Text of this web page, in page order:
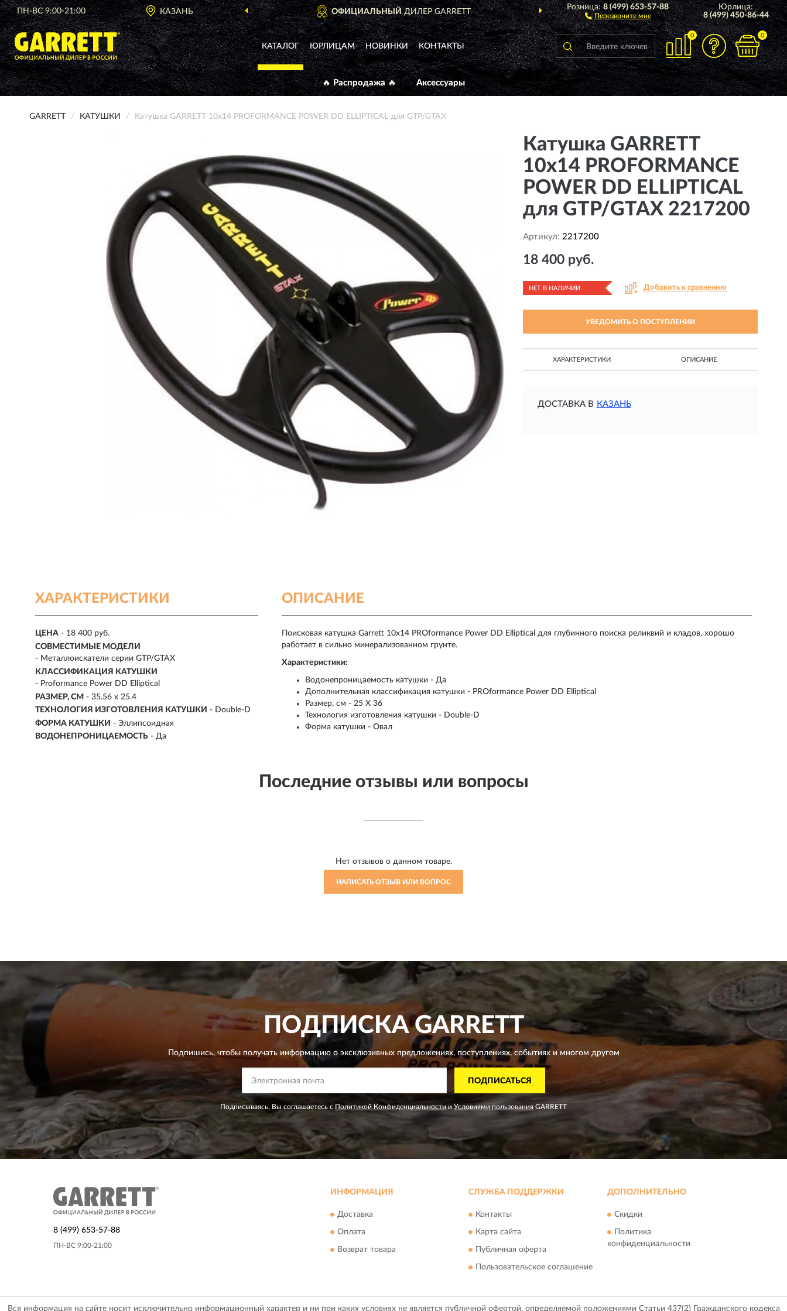
ПН-ВС 9:00-21:00 КАЗАНЬ ОФИЦИАЛЬНЫЙДИЛЕР GARRETT ДОСТАВИМ ПО ВСЕЙ РОССИИ
Розница:8 (499) 653-57-88
Перезвоните мне
Юрлица:
8 (499) 450-86-44
КАТАЛОГ ЮРЛИЦАМ НОВИНКИ КОНТАКТЫ
0 0
🔥 Распродажа 🔥 Аксессуары
GARRETT КАТУШКИ Катушка GARRETT 10х14 PROFORMANCE POWER DD ELLIPTICAL для GTP/GTAX
Катушка GARRETT
10х14 PROFORMANCE
POWER DD ELLIPTICAL
для GTP/GTAX 2217200
Артикул: 2217200
18 400 руб.
НЕТ В НАЛИЧИИ Добавить к сравнению
УВЕДОМИТЬ О ПОСТУПЛЕНИИ
ХАРАКТЕРИСТИКИ ОПИСАНИЕ
ДОСТАВКА В КАЗАНЬ
ХАРАКТЕРИСТИКИ
ЦЕНА - 18 400 руб.
СОВМЕСТИМЫЕ МОДЕЛИ
- Металлоискатели серии GTP/GTAX
КЛАССИФИКАЦИЯ КАТУШКИ
- Proformance Power DD Elliptical
РАЗМЕР, СМ - 35.56 х 25.4
ТЕХНОЛОГИЯ ИЗГОТОВЛЕНИЯ КАТУШКИ - Double-D
ФОРМА КАТУШКИ - Эллипсоидная
ВОДОНЕПРОНИЦАЕМОСТЬ - Да
ОПИСАНИЕ
Поисковая катушка Garrett 10x14 PROformance Power DD Elliptical для глубинного поиска реликвий и кладов, хорошо
работает в сильно минерализованном грунте.
Характеристики:
Водонепроницаемость катушки - Да
Дополнительная классификация катушки - PROformance Power DD Elliptical
Размер, см - 25 Х 36
Технология изготовления катушки - Double-D
Форма катушки - Овал
Последние отзывы или вопросы
Нет отзывов о данном товаре.
НАПИСАТЬ ОТЗЫВ ИЛИ ВОПРОС
ПОДПИСКАGARRETT
Подпишись, чтобы получать информацию о эксклюзивных предложениях,поступлениях, событиях и многом другом
ПОДПИСАТЬСЯ
Подписываясь, Вы соглашаетесь с Политикой Конфиденциальности иУсловиями пользования GARRETT
8 (499) 653-57-88
ПН-ВС 9:00-21:00
ИНФОРМАЦИЯ
Доставка
Оплата
Возврат товара
СЛУЖБА ПОДДЕРЖКИ
Контакты
Карта сайта
Публичная оферта
Пользовательское соглашение
ДОПОЛНИТЕЛЬНО
Скидки
Политика
конфиденциальности
Вся информация на сайте носит исключительно информационный характер и ни при каких условиях не является публичной офертой, определяемой положениями Статьи 437(2) Гражданского кодекса